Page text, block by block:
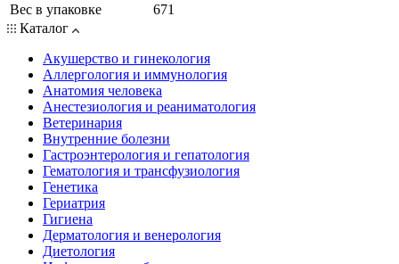
Вес в упаковке
671
Каталог
Акушерство и гинекология
Аллергология и иммунология
Анатомия человека
Анестезиология и реаниматология
Ветеринария
Внутренние болезни
Гастроэнтерология и гепатология
Гематология и трансфузиология
Генетика
Гериатрия
Гигиена
Дерматология и венерология
Диетология